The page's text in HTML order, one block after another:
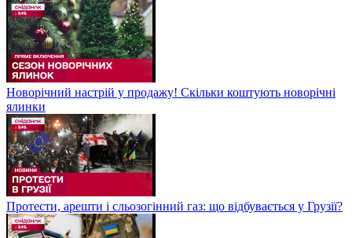
Новорічний настрій у продажу! Скільки коштують новорічні
ялинки
Протести, арешти і сльозогінний газ: що відбувається у Грузії?